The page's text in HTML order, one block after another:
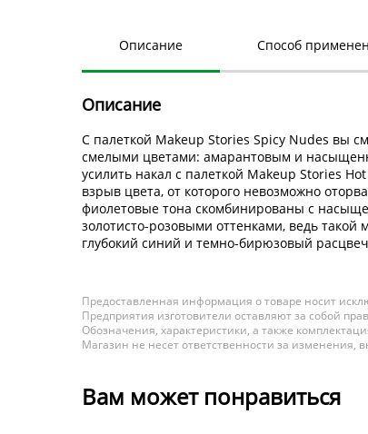
Описание Способ
Описание
С палеткой Makeup Stories Spicy Nudes вы
смелыми цветами: амарантовым и
усилить накал с палеткой Makeup Stories
взрыв цвета, от которого невозможно
фиолетовые тона скомбинированы с
золотисто-розовыми оттенками, ведь такой
глубокий синий и темно-бирюзовый
Предоставленная информация о товаре носит
Предприятия изготовители оставляют за собой
Обозначения, характеристики, а также
Магазин не несет ответственности за изменения,
Вам может понравиться